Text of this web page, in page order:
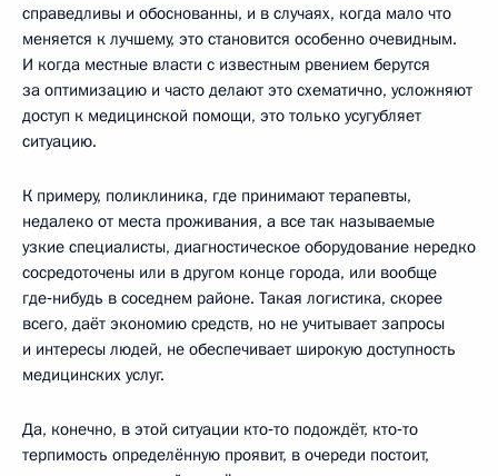
справедливы и обоснованны, и в случаях, когда мало что
меняется к лучшему, это становится особенно очевидным.
И когда местные власти с известным рвением берутся
за оптимизацию и часто делают это схематично, усложняют
доступ к медицинской помощи, это только усугубляет
ситуацию.
К примеру, поликлиника, где принимают терапевты,
недалеко от места проживания, а все так называемые
узкие специалисты, диагностическое оборудование нередко
сосредоточены или в другом конце города, или вообще
где‑нибудь в соседнем районе. Такая логистика, скорее
всего, даёт экономию средств, но не учитывает запросы
и интересы людей, не обеспечивает широкую доступность
медицинских услуг.
Да, конечно, в этой ситуации кто‑то подождёт, кто‑то
терпимость определённую проявит, в очереди постоит,